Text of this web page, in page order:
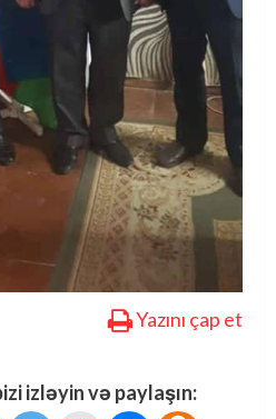
Yazını çap et
izləyin və paylaşın: